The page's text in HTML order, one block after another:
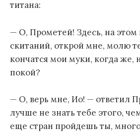
титана:
— О, Прометей! Здесь, на
скитаний, открой мне, молю
кончатся мои муки, когда же,
покой?
— О, верь мне, Ио! — ответил
лучше не знать тебе этого,
еще стран пройдешь ты,